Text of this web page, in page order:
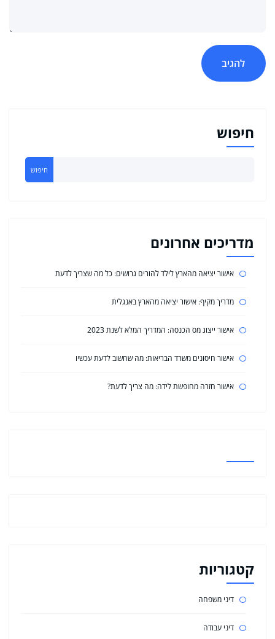
חיפוש
חיפוש
מדריכים אחרונים
אישור יציאה מהארץ לילד להורים גרושים: כל מה שצריך לדעת
מדריך מקיף: אישור יציאה מהארץ באנגלית
אישור ייצוג מס הכנסה: המדריך המלא לשנת 2023
אישור חיסונים משרד הבריאות: מה שחשוב לדעת עכשיו
אישור חזרה מחופשת לידה: מה צריך לדעת?
קטגוריות
דיני משפחה
דיני עבודה